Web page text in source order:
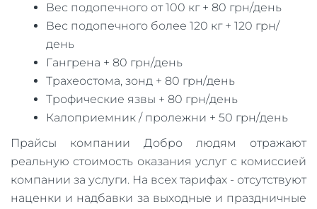
Вес подопечного от 100 кг + 80 грн/день
Вес подопечного более 120 кг + 120 грн/
день
Гангрена + 80 грн/день
Трахеостома, зонд + 80 грн/день
Трофические язвы + 80 грн/день
Калоприемник / пролежни + 50 грн/день
Прайсы компании Добро людям отражают
реальную стоимость оказания услуг с комиссией
компании за услуги. На всех тарифах - отсутствуют
наценки и надбавки за выходные и праздничные